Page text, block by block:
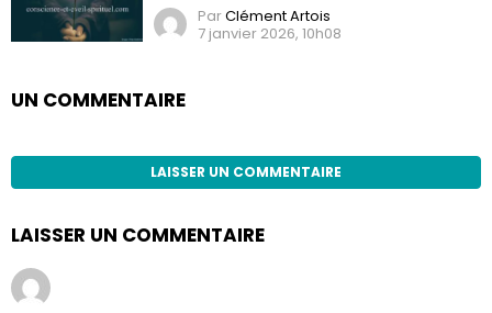
ParClément Artois
7 janvier 2026, 10h08
UN COMMENTAIRE
LAISSER UN COMMENTAIRE
LAISSER UN COMMENTAIRE